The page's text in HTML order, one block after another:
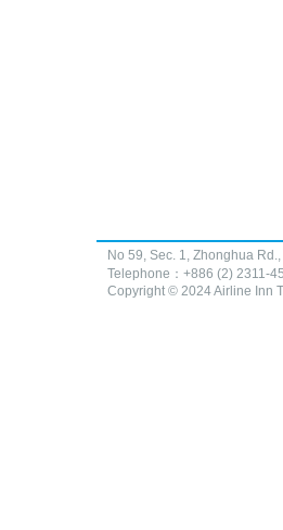
No 59, Sec. 1, Zhonghua
Telephone：+886 (2) 2311-
Copyright © 2024 Airline Inn